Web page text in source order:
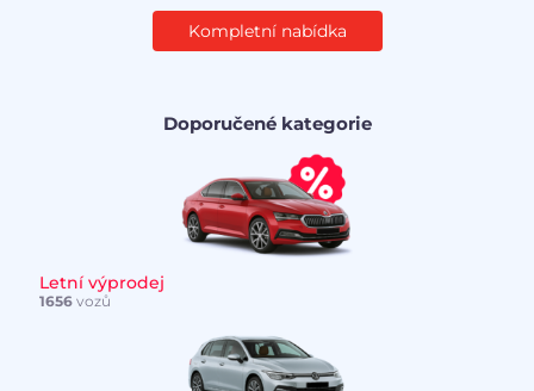
Kompletní nabídka
Doporučené kategorie
Letní výprodej
1656vozů